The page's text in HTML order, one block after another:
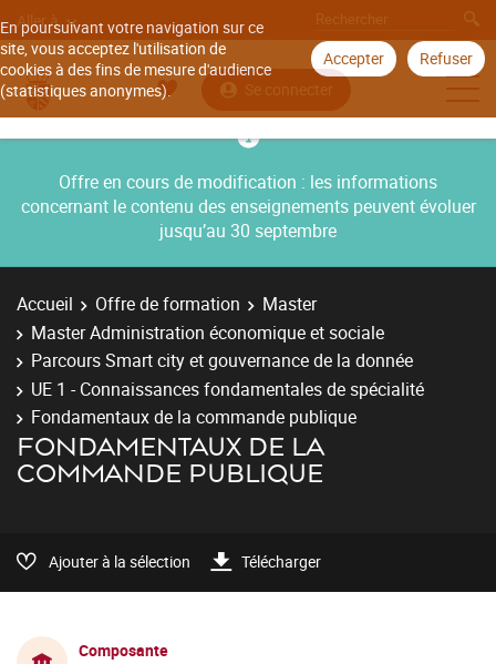
En poursuivant votre navigation sur ce
site, vous acceptez l'utilisation de
cookies à des fins de mesure d'audience
(statistiques anonymes).
Accepter Refuser
Aller à
Se connecter
Offre en cours de modification : les informations
concernant le contenu des enseignements peuvent évoluer
jusqu’au 30 septembre
Accueil Offre de formation
Master
Master Administration économique et sociale
Parcours Smart city et gouvernance de la donnée
UE 1 - Connaissances fondamentales de spécialité
Fondamentaux de la commande publique
FONDAMENTAUX DE LA
COMMANDE PUBLIQUE
Ajouter à la sélection Télécharger
Composante